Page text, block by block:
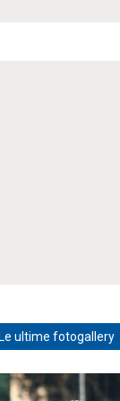
ultime fotogallery